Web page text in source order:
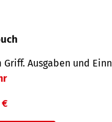
Aus­gaben und
€